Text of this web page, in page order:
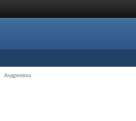
Андреевка